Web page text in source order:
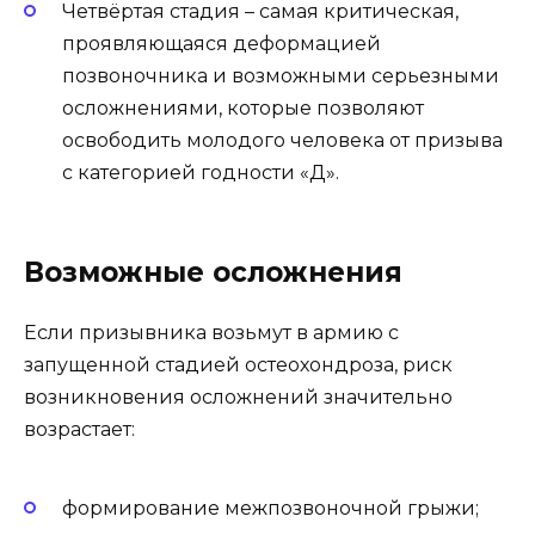
Четвёртая стадия – самая критическая,
проявляющаяся деформацией
позвоночника и возможными серьезными
осложнениями, которые позволяют
освободить молодого человека от призыва
с категорией годности «Д».
Возможные осложнения
Если призывника возьмут в армию с
запущенной стадией остеохондроза, риск
возникновения осложнений значительно
возрастает:
формирование межпозвоночной грыжи;